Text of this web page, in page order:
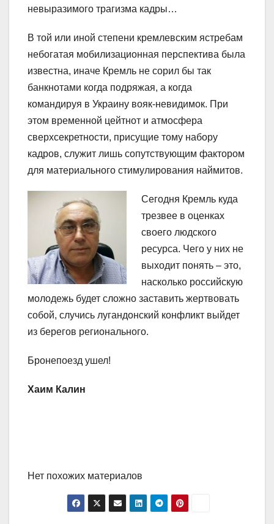
невыразимого трагизма кадры…
В той или иной степени кремлевским ястребам
небогатая мобилизационная перспектива была
известна, иначе Кремль не сорил бы так
банкнотами когда подряжая, а когда
командируя в Украину вояк-невидимок. При
этом временной цейтнот и атмосфера
сверхсекретности, присущие тому набору
кадров, служит лишь сопутствующим фактором
для материального стимулирования наймитов.
Сегодня Кремль куда
трезвее в оценках
своего людского
ресурса. Чего у них не
выходит понять – это,
насколько российскую
молодежь будет сложно заставить жертвовать
собой, случись лугандонский конфликт выйдет
из берегов регионального.
Бронепоезд ушел!
Хаим Калин
Нет похожих материалов